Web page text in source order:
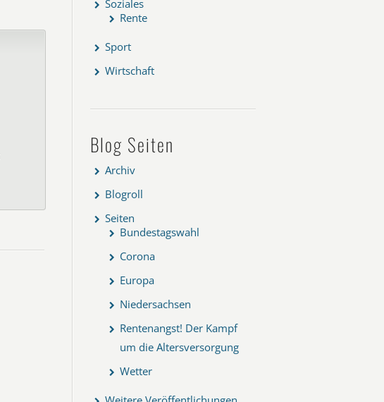
Soziales
Rente
Sport
Wirtschaft
Blog Seiten
Archiv
Blogroll
Seiten
Bundestagswahl
Corona
Europa
Niedersachsen
Rentenangst! Der Kampf
um die Altersversorgung
Wetter